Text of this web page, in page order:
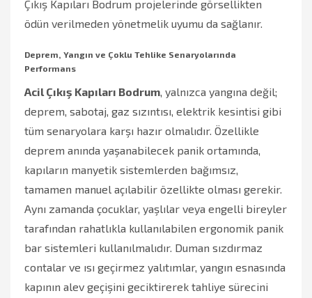
Çıkış Kapıları Bodrum projelerinde görsellikten
ödün verilmeden yönetmelik uyumu da sağlanır.
Deprem, Yangın ve Çoklu Tehlike Senaryolarında
Performans
Acil Çıkış Kapıları Bodrum, yalnızca yangına değil;
deprem, sabotaj, gaz sızıntısı, elektrik kesintisi gibi
tüm senaryolara karşı hazır olmalıdır. Özellikle
deprem anında yaşanabilecek panik ortamında,
kapıların manyetik sistemlerden bağımsız,
tamamen manuel açılabilir özellikte olması gerekir.
Aynı zamanda çocuklar, yaşlılar veya engelli bireyler
tarafından rahatlıkla kullanılabilen ergonomik panik
bar sistemleri kullanılmalıdır. Duman sızdırmaz
contalar ve ısı geçirmez yalıtımlar, yangın esnasında
kapının alev geçişini geciktirerek tahliye sürecini